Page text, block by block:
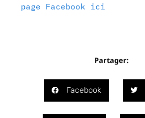
page Facebook ici
Partager:
Facebook